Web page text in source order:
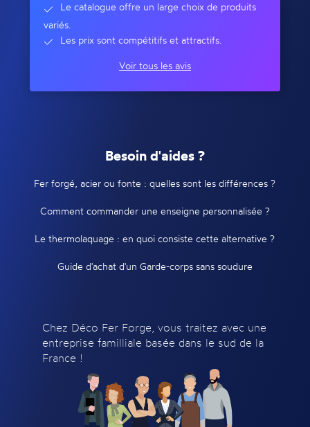
Le catalogue offre un large choix de produits
variés.
Les prix sont compétitifs et attractifs.
Voir tous les avis
Besoin d'aides ?
Fer forgé, acier ou fonte : quelles sont les différences ?
Comment commander une enseigne personnalisée ?
Le thermolaquage : en quoi consiste cette alternative ?
Guide d'achat d'un Garde-corps sans soudure
Chez Déco Fer Forge, vous traitez avec une
entreprise familliale basée dans le sud de la
France !